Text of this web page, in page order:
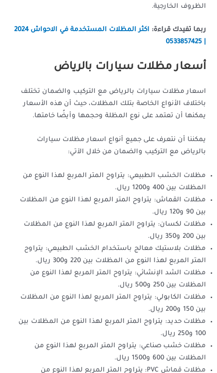
الظروف الخارجية.
ربما تفيدك قراءة:
اكثر المظلات المستخدمة في الاحواش 2024
| 0533857425
أسعار مظلات سيارات بالرياض
اسعار مظلات سيارات بالرياض مع التركيب والضمان تختلف
باختلاف الأنواع الخاصة بتلك المظلات، حيث أن هذه الأسعار
يمكنها أن تعتمد على نوع المظلة وحجمها وأيضًا خامتها.
يمكننا أن نتعرف على جميع أنواع اسعار مظلات سيارات
بالرياض مع التركيب والضمان من خلال الآتي:
مظلات الخشب الطبيعي: يتراوح المتر المربع لهذا النوع من
المظلات بين 400 و1200 ريال.
مظلات القماش: يتراوح المتر المربع لهذا النوع من المظلات
بين 90 و120 ريال.
مظلات لكسان: يتراوح المتر المربع لهذا النوع من المظلات
بين 200 و350 ريال.
مظلات بلاستيك معالج باستخدام الخشب الطبيعي: يتراوح
المتر المربع لهذا النوع من المظلات بين 220 و300 ريال.
مظلات الشد الإنشائي: يتراوح المتر المربع لهذا النوع من
المظلات بين 250 و500 ريال.
مظلات الكابولي: يتراوح المتر المربع لهذا النوع من المظلات
بين 150 و200 ريال.
مظلات حديد: يتراوح المتر المربع لهذا النوع من المظلات بين
100 و250 ريال.
مظلات خشب صناعي: يتراوح المتر المربع لهذا النوع من
المظلات بين 600 و1500 ريال.
مظلات قماش PVC: يتراوح المتر المربع لهذا النوع من